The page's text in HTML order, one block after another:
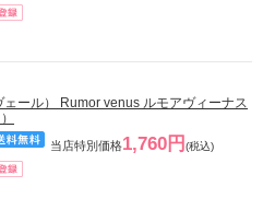
ェール） Rumor venus ルモアヴィーナス
当店特別価格1,760円 (税込)